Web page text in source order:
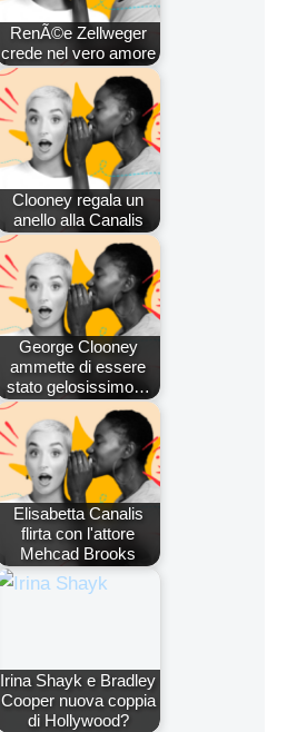
RenÃ©e Zellweger
crede nel vero amore
Clooney regala un
anello alla Canalis
George Clooney
ammette di essere
stato gelosissimo…
Elisabetta Canalis
flirta con l'attore
Mehcad Brooks
Irina Shayk e Bradley
Cooper nuova coppia
di Hollywood?